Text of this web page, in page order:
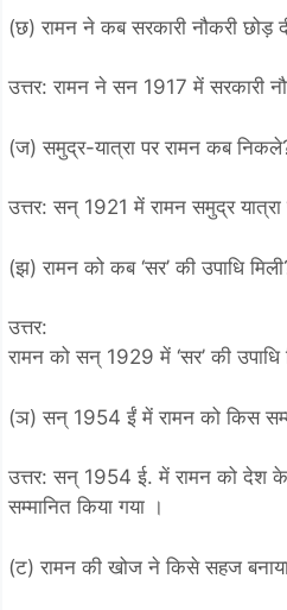
(छ) रामन ने कब सरकारी नौकरी छोड़
उत्तर: रामन ने सन 1917 में सरकारी
(ज) समुद्र-यात्रा पर रामन कब
उत्तर: सन् 1921 में रामन समुद्र
(झ) रामन को कब ‘सर’ की उपाधि
उत्तर:
रामन को सन् 1929 में ‘सर’ की उपाधि
(ञ) सन् 1954 ईं में रामन को किस
उत्तर: सन् 1954 ई. में रामन को देश के
सम्मानित किया गया ।
(ट) रामन की खोज ने किसे सहज